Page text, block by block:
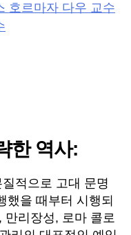
호르마자 다우 교수
한 역사:
적으로 고대 문명
했을 때부터 시행되
만리장성, 로마 콜로